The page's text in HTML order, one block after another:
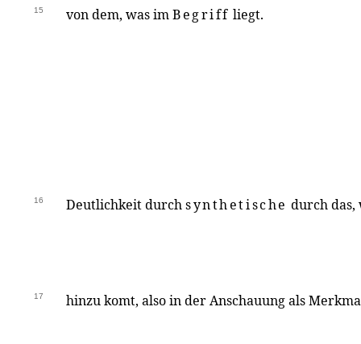
15 von dem, was imBegriff liegt.
16 Deutlichkeit durchsynthetische durch das,
17 hinzu komt, also in der Anschauung als